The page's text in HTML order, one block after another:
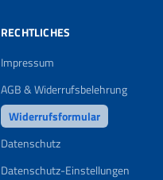
RECHTLICHES
Impressum
AGB & Widerrufsbelehrung
Widerrufsformular
Datenschutz
Datenschutz-Einstellungen